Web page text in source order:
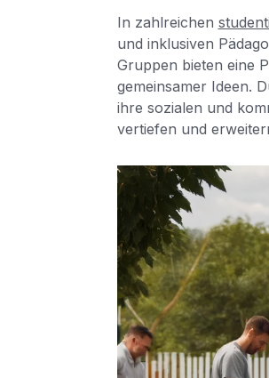
In zahlreichen
und inklusiven
Gruppen bieten eine
gemeinsamer Ideen.
ihre sozialen und
vertiefen und